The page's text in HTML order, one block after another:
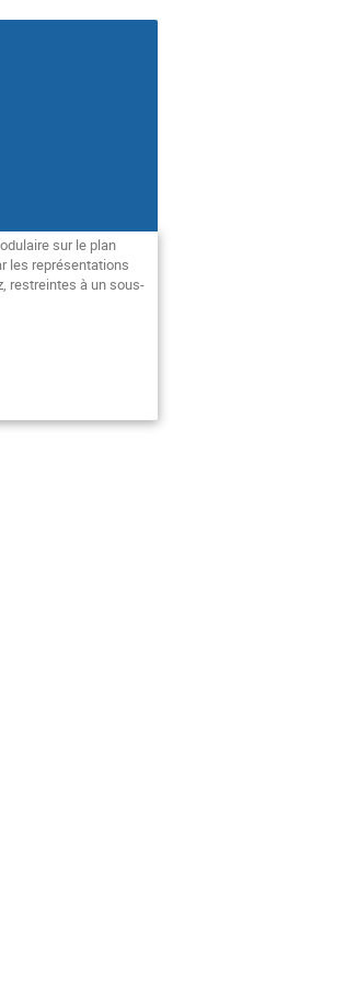
sur le plan
les représentations
restreintes à un sous-